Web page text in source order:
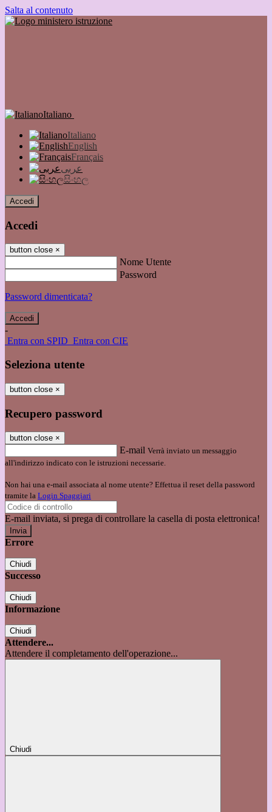
Salta al contenuto
Italiano
Italiano
English
Français
عربى
සිංහල
Accedi
Accedi
button close ×
Nome Utente
Password
Password dimenticata?
-
Entra con SPID Entra con CIE
Seleziona utente
button close ×
Recupero password
button close ×
E-mail Verrà inviato un messaggio
all'indirizzo indicato con le istruzioni necessarie.
Non hai una e-mail associata al nome utente? Effettua il reset della password
tramite la Login Spaggiari
E-mail inviata, si prega di controllare la casella di posta elettronica!
Errore
Chiudi
Successo
Chiudi
Informazione
Chiudi
Attendere...
Attendere il completamento dell'operazione...
Chiudi